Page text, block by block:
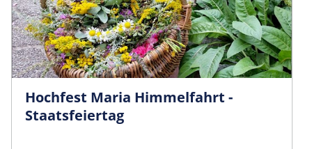
Hochfest Maria Himmelfahrt -
Staatsfeiertag